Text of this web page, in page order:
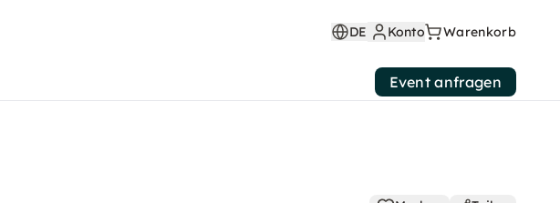
DE Konto Warenkorb
Event anfragen